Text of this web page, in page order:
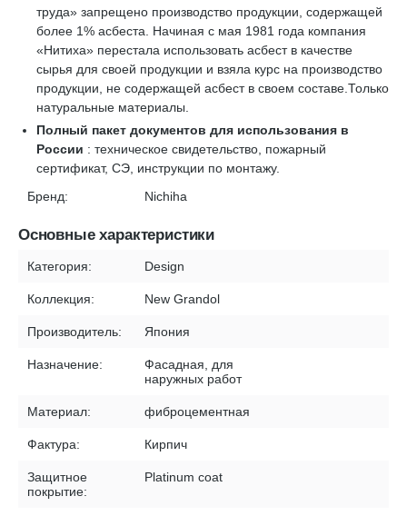
труда» запрещено производство продукции, содержащей
более 1% асбеста. Начиная с мая 1981 года компания
«Нитиха» перестала использовать асбест в качестве
сырья для своей продукции и взяла курс на производство
продукции, не содержащей асбест в своем составе.Только
натуральные материалы.
Полный пакет документов для использования в
России : техническое свидетельство, пожарный
сертификат, СЭ, инструкции по монтажу.
Бренд:
Nichiha
Основные характеристики
Категория: Design
Коллекция: New Grandol
Производитель: Япония
Назначение:
Фасадная, для
наружных работ
Материал: фиброцементная
Фактура: Кирпич
Защитное
покрытие:
Platinum coat